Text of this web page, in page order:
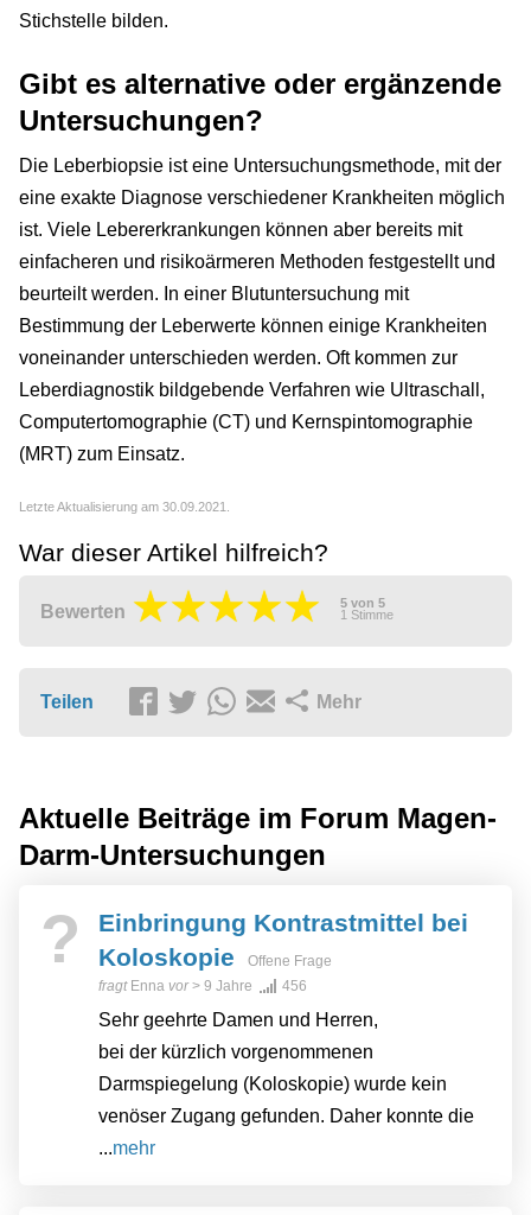
Stichstelle bilden.
Gibt es alternative oder ergänzende
Untersuchungen?
Die Leberbiopsie ist eine Untersuchungsmethode, mit der
eine exakte Diagnose verschiedener Krankheiten möglich
ist. Viele Lebererkrankungen können aber bereits mit
einfacheren und risikoärmeren Methoden festgestellt und
beurteilt werden. In einer Blutuntersuchung mit
Bestimmung der Leberwerte können einige Krankheiten
voneinander unterschieden werden. Oft kommen zur
Leberdiagnostik bildgebende Verfahren wie Ultraschall,
Computertomographie (CT) und Kernspintomographie
(MRT) zum Einsatz.
Letzte Aktualisierung am 30.09.2021.
War dieser Artikel hilfreich?
Bewerten 5 von 5
1 Stimme
Teilen Mehr
Aktuelle Beiträge im Forum Magen-
Darm-Untersuchungen
?
Einbringung Kontrastmittel bei
Koloskopie
Offene Frage
fragt Enna vor> 9 Jahre 456
Sehr geehrte Damen und Herren,
bei der kürzlich vorgenommenen
Darmspiegelung (Koloskopie) wurde kein
venöser Zugang gefunden. Daher konnte die
...mehr